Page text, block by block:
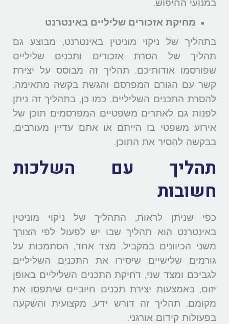
במנועי החיפוש.
מחיקת אזכורים שליליים באינטרנט
בתהליך של ניקוי מוניטין באינטרנט, מבוצע גם
תהליך של הסרת אזכורים ותכנים שליליים
שפורסמו אודותיכם. תהליך זה מבוסס על יצירת
קשר עם הגורם המפרסם והגשת בקשה מתאימה,
להסרת התכנים השליליים. כמו כן, בתהליך זה ניתן
לפנות גם לאתרים משפטיים המפרסמים תוכן של
אירוע משפטי בו הייתם או אתם עדיין מעורבים,
בבקשה להסיר את התוכן.
תהליך עם השלכות
חשובות
כפי שניתן לראות, התהליך של ניקוי מוניטין
באינטרנט הוא תהליך שבו יש לפעול לפי הצורך
משני הכיוונים במקביל. מצד אחד, הסתמכות על
גורמים שלישיים שיסירו את התכנים השליליים
לגביכם ומצד שני, דחיקת התכנים השליליים באופן
יזום, באמצעות יצירת תכנים חיוביים שיתפסו את
מקומם. תהליך זה דורש ידע, מקצועית והשקעה
בפעולות קידום אורגני.